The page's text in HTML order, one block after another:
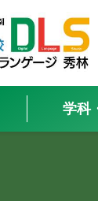
学科